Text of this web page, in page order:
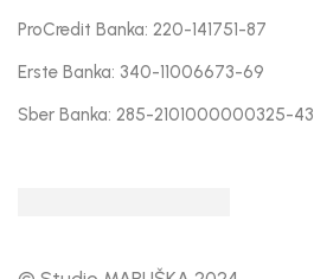
ProCredit Banka: 220-141751-87
Erste Banka: 340-11006673-69
Sber Banka: 285-2101000000325-43